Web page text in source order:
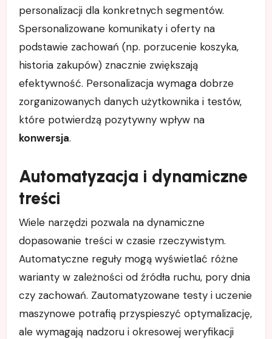
personalizacji dla konkretnych segmentów.
Spersonalizowane komunikaty i oferty na
podstawie zachowań (np. porzucenie koszyka,
historia zakupów) znacznie zwiększają
efektywność. Personalizacja wymaga dobrze
zorganizowanych danych użytkownika i testów,
które potwierdzą pozytywny wpływ na
konwersja.
Automatyzacja i dynamiczne
treści
Wiele narzędzi pozwala na dynamiczne
dopasowanie treści w czasie rzeczywistym.
Automatyczne reguły mogą wyświetlać różne
warianty w zależności od źródła ruchu, pory dnia
czy zachowań. Zautomatyzowane testy i uczenie
maszynowe potrafią przyspieszyć optymalizację,
ale wymagają nadzoru i okresowej weryfikacji